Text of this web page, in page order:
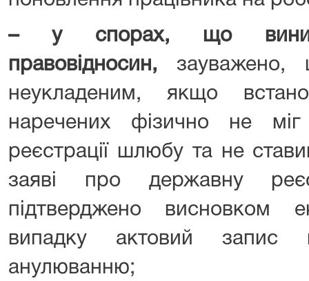
– у спорах, що
правовідносин , зауважено,
неукладеним, якщо
наречених фізично не
реєстрації шлюбу та не
заяві про державну
підтверджено висновком
випадку актовий запис
анулюванню;